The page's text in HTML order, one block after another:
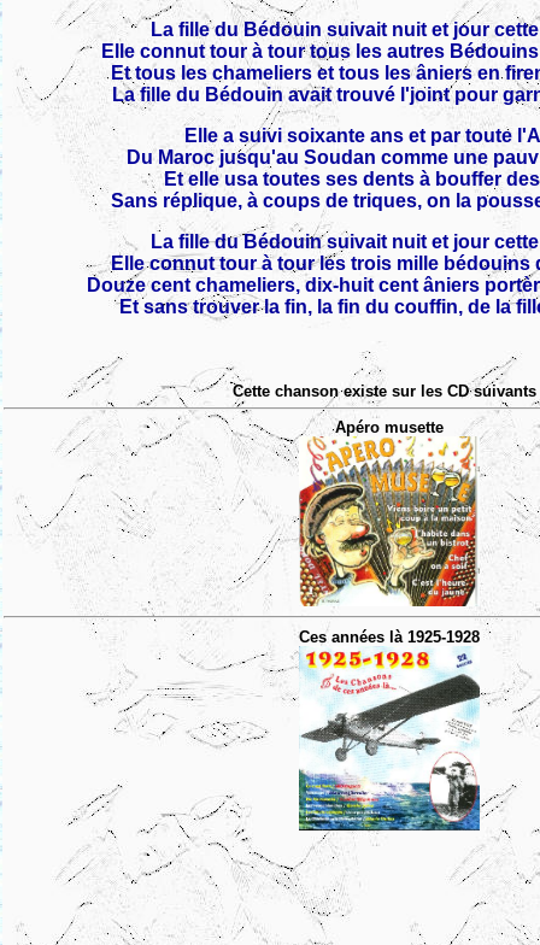
La fille du Bédouin suivait nuit et jour
Elle connut tour à tour tous les autres
Et tous les chameliers et tous les âniers en
La fille du Bédouin avait trouvé l'joint pour
Elle a suivi soixante ans et par toute
Du Maroc jusqu'au Soudan comme une
Et elle usa toutes ses dents à bouffer
Sans réplique, à coups de triques, on la
La fille du Bédouin suivait nuit et jour
Elle connut tour à tour les trois mille bédouins
Douze cent chameliers, dix-huit cent âniers
Et sans trouver la fin, la fin du couffin, de la
Cette chanson existe sur les CD suivants
Apéro musette
Ces années là 1925-1928